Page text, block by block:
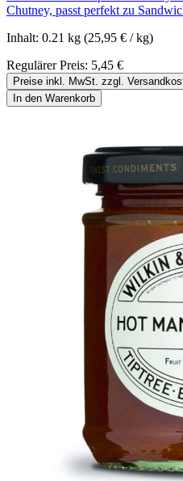
Chutney, passt perfekt zu
Inhalt: 0.21 kg (25,95 € / kg)
Regulärer Preis: 5,45 €
Preise inkl. MwSt. zzgl.
In den Warenkorb